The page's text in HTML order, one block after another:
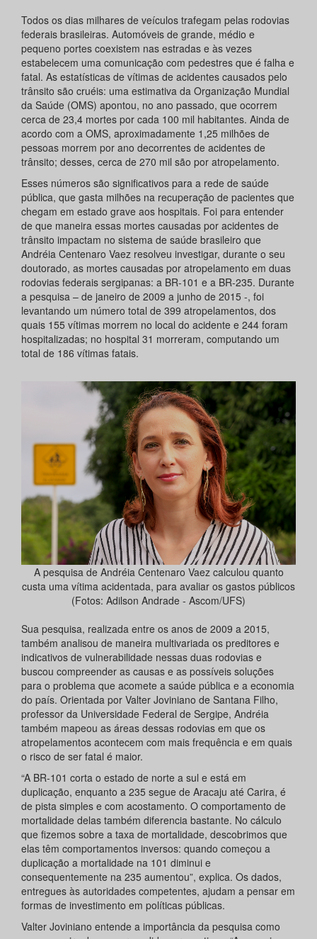
Todos os dias milhares de veículos trafegam pelas rodovias
federais brasileiras. Automóveis de grande, médio e
pequeno portes coexistem nas estradas e às vezes
estabelecem uma comunicação com pedestres que é falha e
fatal. As estatísticas de vítimas de acidentes causados pelo
trânsito são cruéis: uma estimativa da Organização Mundial
da Saúde (OMS) apontou, no ano passado, que ocorrem
cerca de 23,4 mortes por cada 100 mil habitantes. Ainda de
acordo com a OMS, aproximadamente 1,25 milhões de
pessoas morrem por ano decorrentes de acidentes de
trânsito; desses, cerca de 270 mil são por atropelamento.
Esses números são significativos para a rede de saúde
pública, que gasta milhões na recuperação de pacientes que
chegam em estado grave aos hospitais. Foi para entender
de que maneira essas mortes causadas por acidentes de
trânsito impactam no sistema de saúde brasileiro que
Andréia Centenaro Vaez resolveu investigar, durante o seu
doutorado, as mortes causadas por atropelamento em duas
rodovias federais sergipanas: a BR-101 e a BR-235. Durante
a pesquisa – de janeiro de 2009 a junho de 2015 -, foi
levantando um número total de 399 atropelamentos, dos
quais 155 vítimas morrem no local do acidente e 244 foram
hospitalizadas; no hospital 31 morreram, computando um
total de 186 vítimas fatais.
A pesquisa de Andréia Centenaro Vaez calculou quanto
custa uma vítima acidentada, para avaliar os gastos públicos
(Fotos: Adilson Andrade - Ascom/UFS)
Sua pesquisa, realizada entre os anos de 2009 a 2015,
também analisou de maneira multivariada os preditores e
indicativos de vulnerabilidade nessas duas rodovias e
buscou compreender as causas e as possíveis soluções
para o problema que acomete a saúde pública e a economia
do país. Orientada por Valter Joviniano de Santana Filho,
professor da Universidade Federal de Sergipe, Andréia
também mapeou as áreas dessas rodovias em que os
atropelamentos acontecem com mais frequência e em quais
o risco de ser fatal é maior.
“A BR-101 corta o estado de norte a sul e está em
duplicação, enquanto a 235 segue de Aracaju até Carira, é
de pista simples e com acostamento. O comportamento de
mortalidade delas também diferencia bastante. No cálculo
que fizemos sobre a taxa de mortalidade, descobrimos que
elas têm comportamentos inversos: quando começou a
duplicação a mortalidade na 101 diminui e
consequentemente na 235 aumentou”, explica. Os dados,
entregues às autoridades competentes, ajudam a pensar em
formas de investimento em políticas públicas.
Valter Joviniano entende a importância da pesquisa como